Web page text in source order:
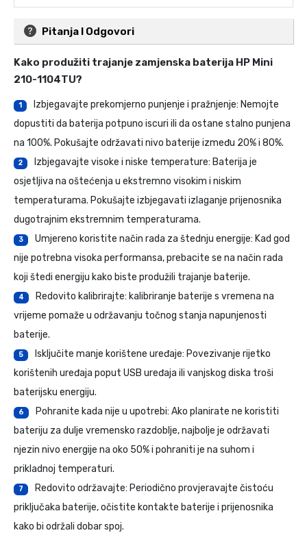
Pitanja I Odgovori
Kako produžiti trajanje zamjenska baterija HP Mini
210-1104TU?
1
Izbjegavajte prekomjerno punjenje i pražnjenje: Nemojte
dopustiti da baterija potpuno iscuri ili da ostane stalno punjena
na 100%. Pokušajte održavati nivo baterije između 20% i 80%.
2
Izbjegavajte visoke i niske temperature: Baterija je
osjetljiva na oštećenja u ekstremno visokim i niskim
temperaturama. Pokušajte izbjegavati izlaganje prijenosnika
dugotrajnim ekstremnim temperaturama.
3
Umjereno koristite način rada za štednju energije: Kad god
nije potrebna visoka performansa, prebacite se na način rada
koji štedi energiju kako biste produžili trajanje baterije.
4
Redovito kalibrirajte: kalibriranje baterije s vremena na
vrijeme pomaže u održavanju točnog stanja napunjenosti
baterije.
5
Isključite manje korištene uređaje: Povezivanje rijetko
korištenih uređaja poput USB uređaja ili vanjskog diska troši
baterijsku energiju.
6
Pohranite kada nije u upotrebi: Ako planirate ne koristiti
bateriju za dulje vremensko razdoblje, najbolje je održavati
njezin nivo energije na oko 50% i pohraniti je na suhom i
prikladnoj temperaturi.
7
Redovito održavajte: Periodično provjeravajte čistoću
priključaka baterije, očistite kontakte baterije i prijenosnika
kako bi održali dobar spoj.